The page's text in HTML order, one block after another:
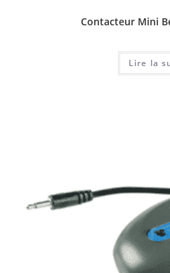
Contacteur Mini
Lire la